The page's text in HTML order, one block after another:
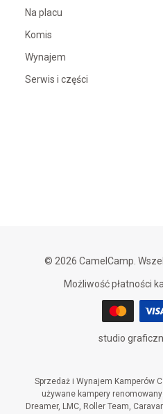
Na placu
Komis
Wynajem
Serwis i części
© 2026 CamelCamp.
Możliwość płatności
studio
Sprzedaż i Wynajem Kamperów
używane kampery
Dreamer, LMC, Roller Team,